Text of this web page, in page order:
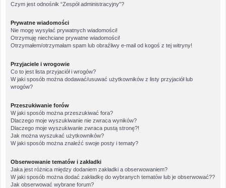
Czym jest odnośnik “Zespół administracyjny”?
Prywatne wiadomości
Nie mogę wysyłać prywatnych wiadomości!
Otrzymuję niechciane prywatne wiadomości!
Otrzymałem/otrzymałam spam lub obraźliwy e-mail od kogoś z tej witryny!
Przyjaciele i wrogowie
Co to jest lista przyjaciół i wrogów?
W jaki sposób można dodawać/usuwać użytkowników z listy przyjaciół lub
wrogów?
Przeszukiwanie forów
W jaki sposób można przeszukiwać fora?
Dlaczego moje wyszukiwanie nie zwraca wyników?
Dlaczego moje wyszukiwanie zwraca pustą stronę?!
Jak można wyszukać użytkowników?
W jaki sposób można znaleźć swoje posty i tematy?
Obserwowanie tematów i zakładki
Jaka jest różnica między dodaniem zakładki a obserwowaniem?
W jaki sposób można dodać zakładkę do wybranych tematów lub je obserwować??
Jak obserwować wybrane forum?